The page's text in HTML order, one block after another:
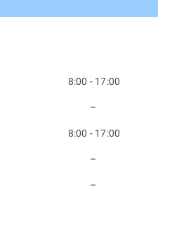
8:00 - 17:00
–
8:00 - 17:00
–
–